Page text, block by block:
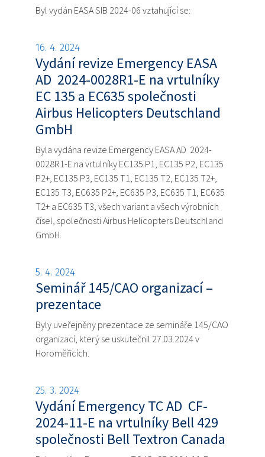
Byl vydán EASA SIB 2024-06 vztahující se:
16. 4. 2024
Vydání revize Emergency EASA
AD 2024-0028R1-E na vrtulníky
EC 135 a EC635 společnosti
Airbus Helicopters Deutschland
GmbH
Byla vydána revize Emergency EASA AD 2024-
0028R1-E na vrtulníky EC135 P1, EC135 P2, EC135
P2+, EC135 P3, EC135 T1, EC135 T2, EC135 T2+,
EC135 T3, EC635 P2+, EC635 P3, EC635 T1, EC635
T2+ a EC635 T3, všech variant a všech výrobních
čísel, společnosti Airbus Helicopters Deutschland
GmbH.
5. 4. 2024
Seminář 145/CAO organizací –
prezentace
Byly uveřejněny prezentace ze semináře 145/CAO
organizací, který se uskutečnil 27.03.2024 v
Horoměřicích.
25. 3. 2024
Vydání Emergency TC AD CF-
2024-11-E na vrtulníky Bell 429
společnosti Bell Textron Canada